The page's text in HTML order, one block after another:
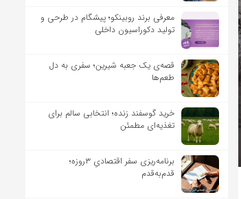
معرفی برند روبینکو؛ پیشگام در طرحی و
تولید دکوراسیون داخلی
قصه‌ی یک جعبه شیرین؛ سفری به دل
طعم‌ها
خرید گوسفند زنده؛ انتخابی سالم برای
تغذیه‌ای مطمئن
برنامه‌ریزی سفر اقتصادیِ ۳روزه؛
قدم‌به‌قدم